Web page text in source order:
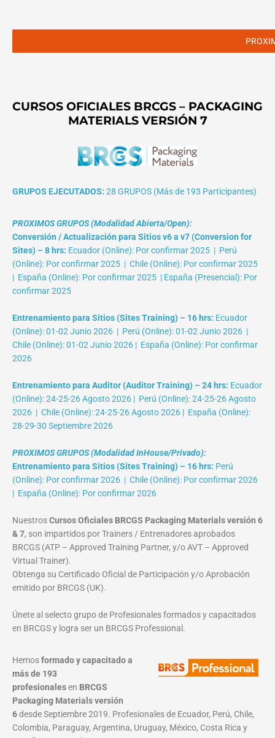
CURSOS OFICIALES BRCGS – PACKAGING
MATERIALS VERSIÓN 7
GRUPOS EJECUTADOS: 28 GRUPOS (Más de 193 Participantes)
PROXIMOS GRUPOS (Modalidad Abierta/Open):
Conversión / Actualización para Sitios v6 a v7 (Conversion for
Sites) – 8 hrs: Ecuador (Online): Por confirmar 2025 | Perú
(Online): Por confirmar 2025 | Chile (Online): Por confirmar 2025
| España (Online): Por confirmar 2025 | España (Presencial): Por
confirmar 2025
Entrenamiento para Sitios (Sites Training) – 16 hrs: Ecuador
(Online): 01-02 Junio 2026 | Perú (Online): 01-02 Junio 2026 |
Chile (Online): 01-02 Junio 2026 | España (Online): Por confirmar
2026
Entrenamiento para Auditor (Auditor Training) – 24 hrs: Ecuador
(Online): 24-25-26 Agosto 2026 | Perú (Online): 24-25-26 Agosto
2026 | Chile (Online): 24-25-26 Agosto 2026 | España (Online):
28-29-30 Septiembre 2026
PROXIMOS GRUPOS (Modalidad InHouse/Privado):
Entrenamiento para Sitios (Sites Training) – 16 hrs: Perú
(Online): Por confirmar 2026 | Chile (Online): Por confirmar 2026
| España (Online): Por confirmar 2026
NuestrosCursos Oficiales BRCGS Packaging Materials versión 6
& 7, son impartidos por Trainers / Entrenadores aprobados
BRCGS (ATP – Approved Training Partner, y/o AVT – Approved
Virtual Trainer).
Obtenga su Certificado Oficial de Participación y/o Aprobación
emitido por BRCGS (UK).
Únete al selecto grupo de Profesionales formados y capacitados
en BRCGS y logra ser un BRCGS Professional.
Hemosformado y capacitado a
más de 193
profesionalesen BRCGS
Packaging Materialsversión
6desde Septiembre 2019. Profesionales de Ecuador, Perú, Chile,
Colombia, Paraguay, Argentina, Uruguay, México, Costa Rica y